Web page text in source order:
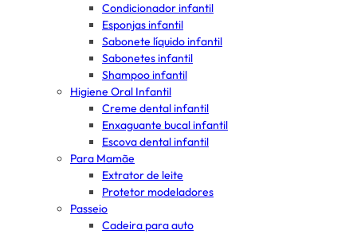
Condicionador infantil
Esponjas infantil
Sabonete líquido infantil
Sabonetes infantil
Shampoo infantil
Higiene Oral Infantil
Creme dental infantil
Enxaguante bucal infantil
Escova dental infantil
Para Mamãe
Extrator de leite
Protetor modeladores
Passeio
Cadeira para auto